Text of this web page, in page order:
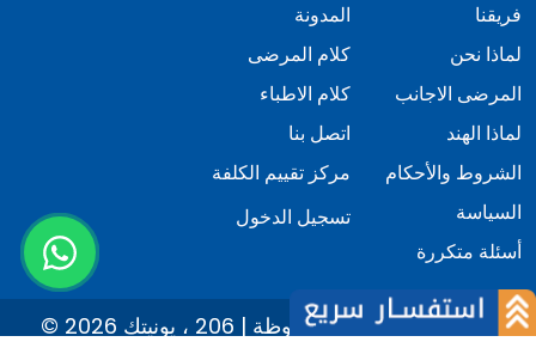
فريقنا
لماذا نحن
المرضى الاجانب
لماذا الهند
الشروط والأحكام
السياسة
أسئلة متكررة
المدونة
كلام المرضى
كلام الاطباء
اتصل بنا
مركز تقييم الكلفة
تسجيل الدخول
© 2026 كيور انديا. كل الحقوق محفوظة | 206 ، يونيتك